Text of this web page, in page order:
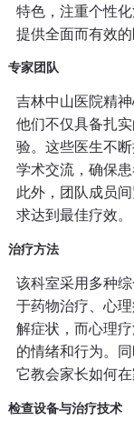
特色，注重个性
提供全面而有效的
专家团队
吉林中山医院精
他们不仅具备扎
验。这些医生不
学术交流，确保
此外，团队成员
求达到最佳疗效。
治疗方法
该科室采用多种
于药物治疗、心
解症状，而心理
的情绪和行为。
它教会家长如何
检查设备与治疗技术